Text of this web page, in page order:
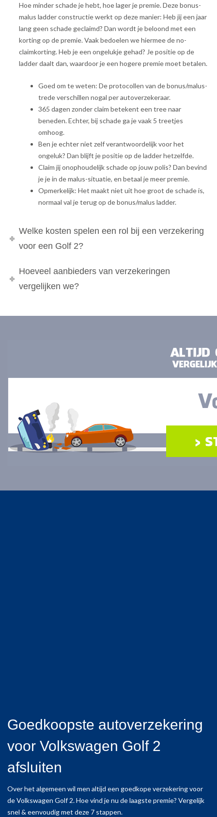
Hoe minder schade je hebt, hoe lager je premie. Deze bonus-
malus ladder constructie werkt op deze manier: Heb jij een jaar
lang geen schade geclaimd? Dan wordt je beloond met een
korting op de premie. Vaak bedoelen we hiermee de no-
claimkorting. Heb je een ongelukje gehad? Je positie op de
ladder daalt dan, waardoor je een hogere premie moet betalen.
Goed om te weten: De protocollen van de bonus/malus-
trede verschillen nogal per autoverzekeraar.
365 dagen zonder claim betekent een tree naar
beneden. Echter, bij schade ga je vaak 5 treetjes
omhoog.
Ben je echter niet zelf verantwoordelijk voor het
ongeluk? Dan blijft je positie op de ladder hetzelfde.
Claim jij onophoudelijk schade op jouw polis? Dan bevind
je je in de malus-situatie, en betaal je meer premie.
Opmerkelijk: Het maakt niet uit hoe groot de schade is,
normaal val je terug op de bonus/malus ladder.
Welke kosten spelen een rol bij een verzekering
voor een Golf 2?
Hoeveel aanbieders van verzekeringen
vergelijken we?
Goedkoopste autoverzekering
voor Volkswagen Golf 2
afsluiten
Over het algemeen wil men altijd een goedkope verzekering voor
de Volkswagen Golf 2. Hoe vind je nu de laagste premie? Vergelijk
snel & eenvoudig met deze 7 stappen.